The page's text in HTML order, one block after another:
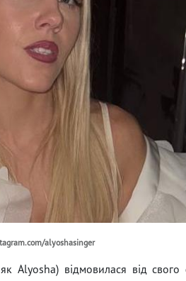
alyoshasinger
Alyosha) відмовилася від свого